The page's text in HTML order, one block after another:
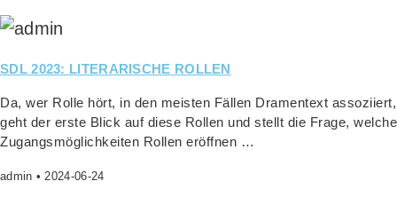
SDL 2023: LITERARISCHE ROLLEN
Da, wer Rol­le hört, in den meis­ten Fäl­len Dra­men­text asso­zi­iert,
geht der ers­te Blick auf die­se Rol­len und stellt die Fra­ge, wel­che
Zugangs­mög­lich­kei­ten Rol­len eröffnen …
admin 2024-06-24